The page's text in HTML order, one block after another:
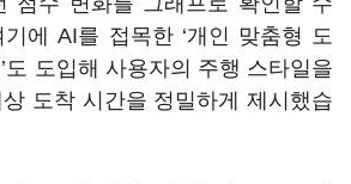
에 AI를 접목한 ‘개인 맞춤형 도
도 도입해 사용자의 주행 스타일을
도착 시간을 정밀하게 제시했습